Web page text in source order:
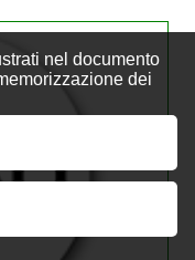
nel documento
dei